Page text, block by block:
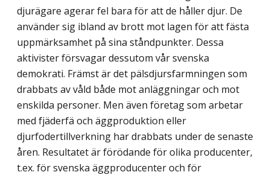
djurägare agerar fel bara för att de håller djur. De
använder sig ibland av brott mot lagen för att fästa
uppmärksamhet på sina ståndpunkter. Dessa
aktivister försvagar dessutom vår svenska
demokrati. Främst är det pälsdjursfarmningen som
drabbats av våld både mot anläggningar och mot
enskilda personer. Men även företag som arbetar
med fjäderfä och äggproduktion eller
djurfodertillverkning har drabbats under de senaste
åren. Resultatet är förödande för olika producenter,
t.ex. för svenska äggproducenter och för